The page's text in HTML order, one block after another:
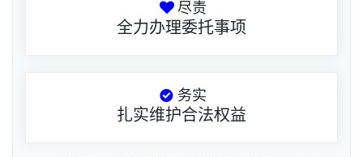
尽责
全力办理委托事项
务实
扎实维护合法权益